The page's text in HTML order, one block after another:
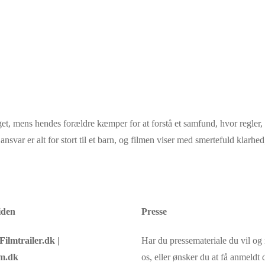
mens hendes forældre kæmper for at forstå et samfund, hvor
er alt for stort til et barn, og filmen viser med smertefuld
Filmtrailer.dk |
Presse
Har du pressemateriale du vil og
os, eller ønsker du at få anmeldt